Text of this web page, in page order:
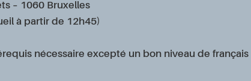
– 1060 Bruxelles
à partir de 12h45)
nécessaire excepté un bon niveau de français